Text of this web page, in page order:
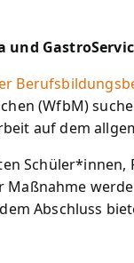
und
(WfbM)
auf dem
Schüler*innen,
Maßnahme
Abschluss